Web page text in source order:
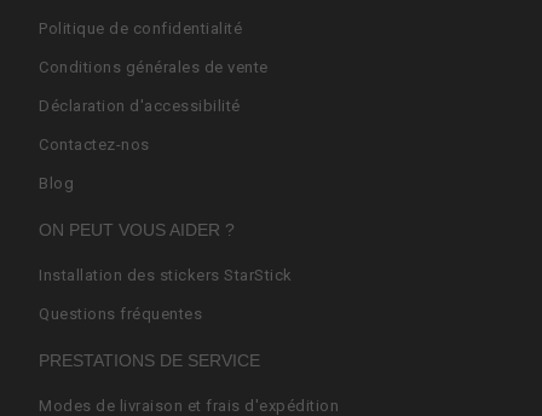
Politique de confidentialité
Conditions générales de vente
Déclaration d'accessibilité
Contactez-nos
Blog
ON PEUT VOUS AIDER ?
Installation des stickers StarStick
Questions fréquentes
PRESTATIONS DE SERVICE
Modes de livraison et frais d'expédition